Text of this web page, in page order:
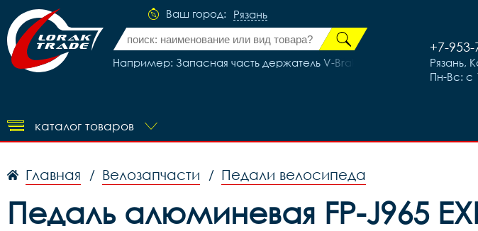
Ваш город: Рязань
Например: Запасная часть держатель V-Brake, код 40576
+7-
Рязань,
Пн-Вс: с
каталог товаров
Главная / Велозапчасти / Педали велосипеда
Педаль алюминевая FP-J965